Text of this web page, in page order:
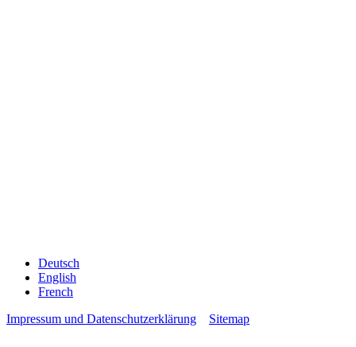
Deutsch
English
French
Impressum und Datenschutzerklärung
Sitemap